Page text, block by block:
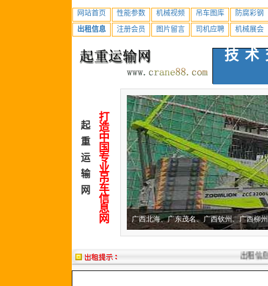
网站首页 性能参数 机械视频 吊车图库
防腐彩钢
出租信息
注册会员 图片留言 司机应聘 机械展会
技
起
重
运
输
网
打
造
中
国
专
业
吊
车
信
息
网
出租信息：福